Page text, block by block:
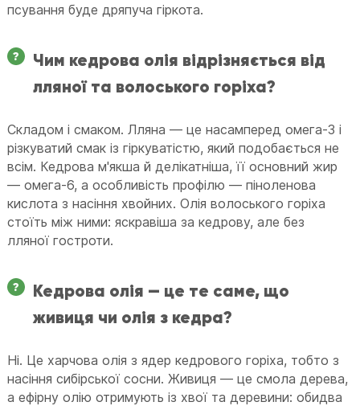
псування буде дряпуча гіркота.
Чим кедрова олія відрізняється від
лляної та волоського горіха?
Складом і смаком. Лляна — це насамперед омега-3 і
різкуватий смак із гіркуватістю, який подобається не
всім. Кедрова м'якша й делікатніша, її основний жир
— омега-6, а особливість профілю — піноленова
кислота з насіння хвойних. Олія волоського горіха
стоїть між ними: яскравіша за кедрову, але без
лляної гостроти.
Кедрова олія — це те саме, що
живиця чи олія з кедра?
Ні. Це харчова олія з ядер кедрового горіха, тобто з
насіння сибірської сосни. Живиця — це смола дерева,
а ефірну олію отримують із хвої та деревини: обидва